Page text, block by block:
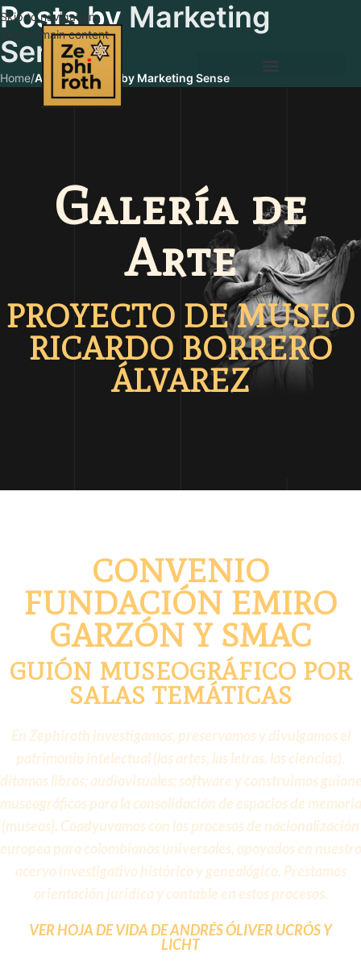
Skip to navigation
Skip to main content
Posts by Marketing
Sense
Home/Articles Posted by Marketing Sense
Galería de
Arte
PROYECTO DE MUSEO
RICARDO BORRERO
ÁLVAREZ
CONVENIO
FUNDACIÓN EMIRO
GARZÓN Y SMAC
GUIÓN MUSEOGRÁFICO POR
SALAS TEMÁTICAS
En Zephiroth investigamos, preservamos y divulgamos el
patrimonio intelectual (las artes, las letras, las ciencias).
libros; audiovisuales; software y construimos
museográficos para la consolidación de espacios de memoria
(museos). Coadyuvamos con los procesos de nacionalización
europea para colombianos universales, apoyados en nuestro
acervo investigativo histórico y genealógico. Prestamos
orientación jurídica y contable en estos procesos.
VER HOJA DE VIDA DE ANDRÉS ÓLIVER UCRÓS Y
LICHT